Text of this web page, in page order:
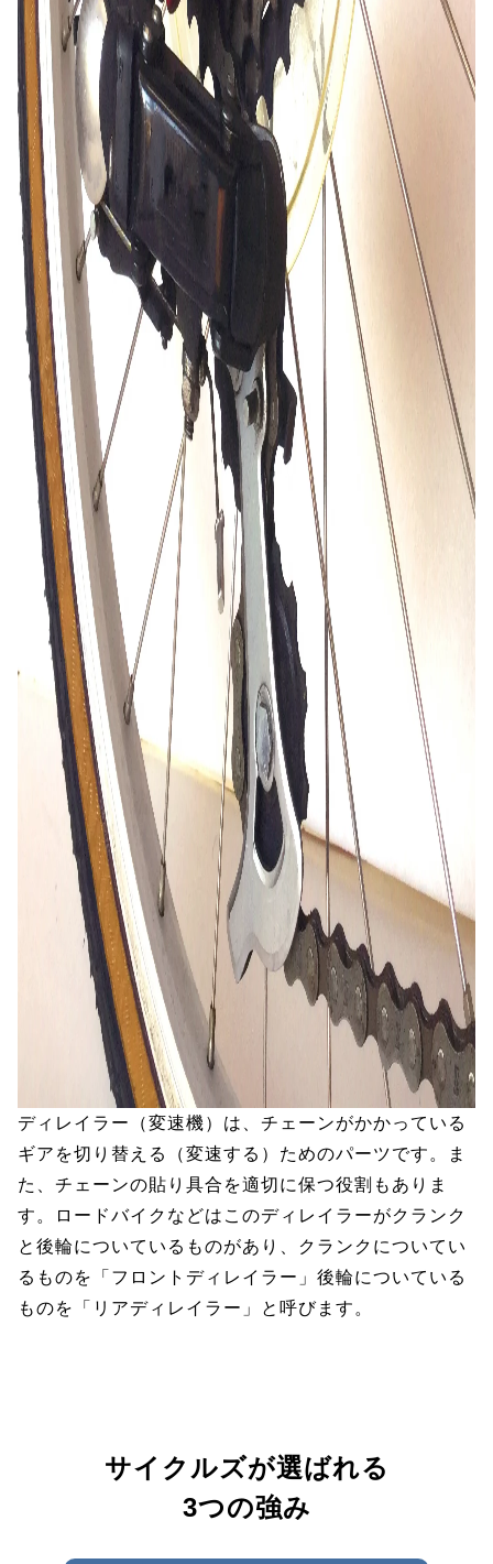
ディレイラー（変速機）は、チェーンがかかっている
ギアを切り替える（変速する）ためのパーツです。ま
た、チェーンの貼り具合を適切に保つ役割もありま
す。ロードバイクなどはこのディレイラーがクランク
と後輪についているものがあり、クランクについてい
るものを「フロントディレイラー」後輪についている
ものを「リアディレイラー」と呼びます。
サイクルズが選ばれる
3つの強み